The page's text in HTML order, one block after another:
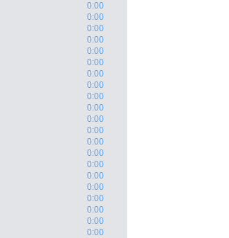
0:00
0:00
0:00
0:00
0:00
0:00
0:00
0:00
0:00
0:00
0:00
0:00
0:00
0:00
0:00
0:00
0:00
0:00
0:00
0:00
0:00